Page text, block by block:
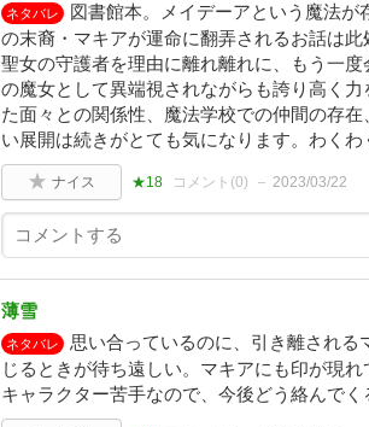
ネタバレ
図書館本。メイデーアという魔法
の末裔・マキアが運命に翻弄されるお話は
聖女の守護者を理由に離れ離れに、もう一
の魔女として異端視されながらも誇り高く
た面々との関係性、魔法学校での仲間の存
い展開は続きがとても気になります。わくわ
ナイス ★18 コメント(0) 2023/03/22
薄雪
ネタバレ
思い合っているのに、引き離され
じるときが待ち遠しい。マキアにも印が現
キャラクター苦手なので、今後どう絡んでく